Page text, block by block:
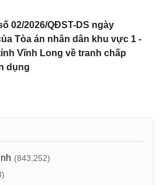
02/2026/QĐST-DS ngày
Tòa án nhân dân khu vực 1 -
Vĩnh Long về tranh chấp
dụng
(843,252)